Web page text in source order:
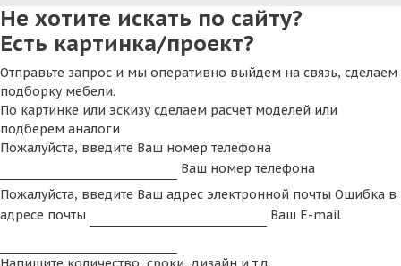
Не хотите искать по сайту?
Есть картинка/проект?
Отправьте запрос и мы оперативно выйдем на связь, сделаем
подборку мебели.
По картинке или эскизу сделаем расчет моделей или
подберем аналоги
Пожалуйста, введите Ваш номер телефона
Ваш номер телефона
Пожалуйста, введите Ваш адрес электронной почты Ошибка в
адресе почты
Ваш E-mail